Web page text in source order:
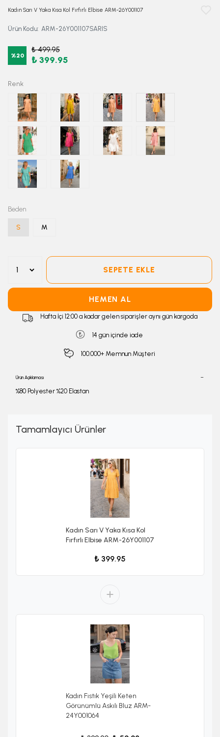
Kadın Sarı V Yaka Kısa Kol Fırfırlı Elbise ARM-26Y001107
Ürün Kodu: ARM-26Y001107SARIS
%20
₺ 499.95
₺ 399.95
Renk
Beden
S M
SEPETE EKLE
HEMEN AL
Hafta İçi 12:00 a kadar gelen siparişler aynı gün kargoda
14 gün içinde iade
100.000+ Memnun Müşteri
Ürün Açıklaması
%80 Polyester %20 Elastan
Tamamlayıcı Ürünler
Kadın Sarı V Yaka Kısa Kol
Fırfırlı Elbise ARM-26Y001107
₺ 399.95
Kadın Fıstık Yeşili Keten
Görünümlü Askılı Bluz ARM-
24Y001064